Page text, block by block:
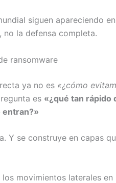
siguen apareciendo
la defensa completa.
ransomware
ya no es «¿cómo
es «¿qué tan rápido
entran?»
Y se construye en capas
movimientos laterales en